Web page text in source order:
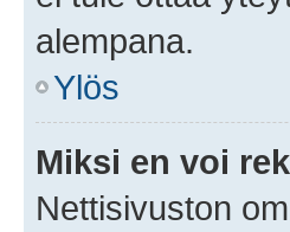
alempana.
Ylös
Miksi en voi
Nettisivuston